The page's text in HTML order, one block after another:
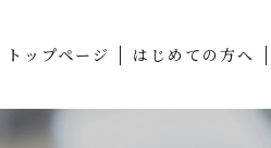
トップページ はじめての方へ